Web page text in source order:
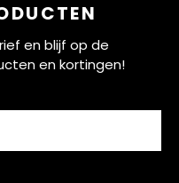
en blijf op de
en kortingen!